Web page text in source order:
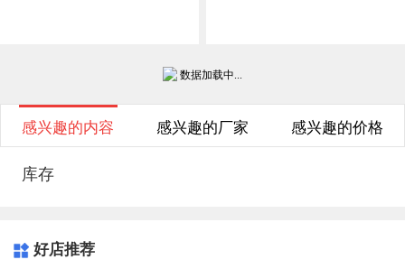
数据加载中...
感兴趣的内容 感兴趣的厂家 感兴趣的价格
库存
好店推荐